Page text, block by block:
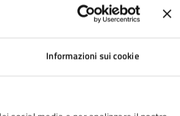
Informazioni sui cookie